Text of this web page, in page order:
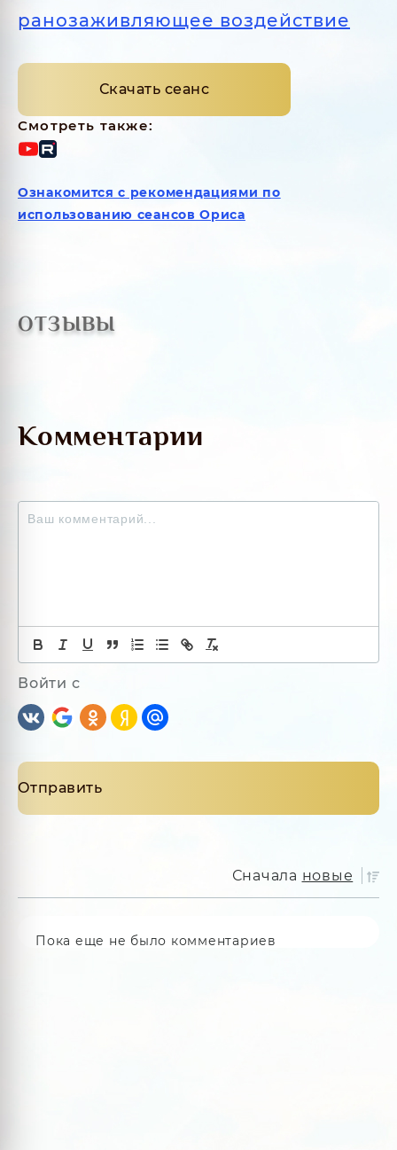
ранозаживляющее воздействие
Скачать сеанс
Смотреть также:
Ознакомится с рекомендациями по
использованию сеансов Ориса
ОТЗЫВЫ
Комментарии
Войти с
Сначала новые
Пока еще не было комментариев